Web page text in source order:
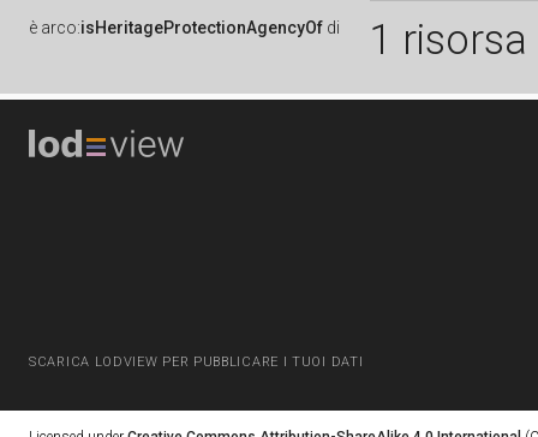
è arco:isHeritageProtectionAgencyOf di 1 risorsa
SCARICA LODVIEW PER PUBBLICARE I TUOI DATI